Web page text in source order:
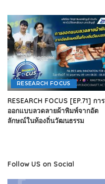
RESEARCH FOCUS
RESEARCH FOCUS [EP.71] การ
ออกแบบลวดลายผ้าพิมพ์จากอัต
ลักษณ์ในท้องถิ่นวัฒนธรรม
Follow US on Social